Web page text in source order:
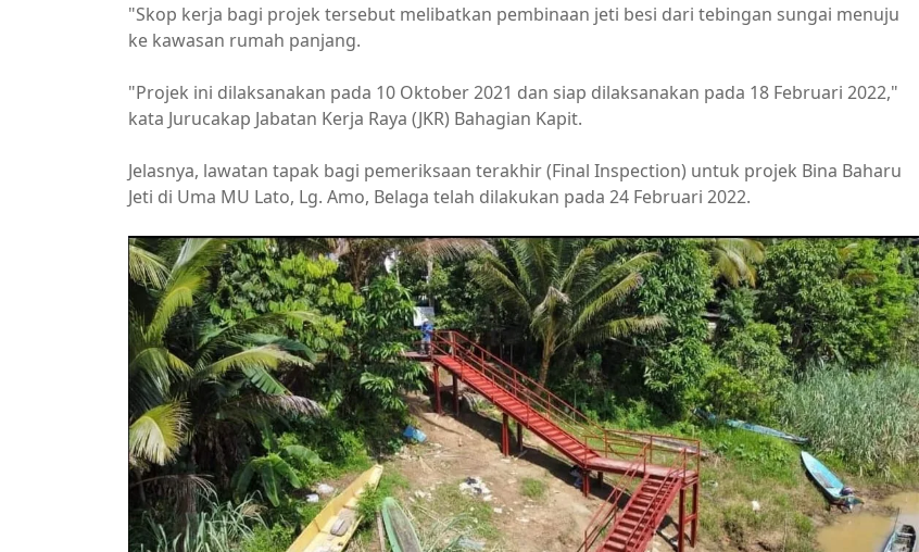
"Skop kerja bagi projek tersebut melibatkan pembinaan jeti besi dari tebingan sungai menuju
ke kawasan rumah panjang.
"Projek ini dilaksanakan pada 10 Oktober 2021 dan siap dilaksanakan pada 18 Februari 2022,"
kata Jurucakap Jabatan Kerja Raya (JKR) Bahagian Kapit.
Jelasnya, lawatan tapak bagi pemeriksaan terakhir (Final Inspection) untuk projek Bina Baharu
Jeti di Uma MU Lato, Lg. Amo, Belaga telah dilakukan pada 24 Februari 2022.